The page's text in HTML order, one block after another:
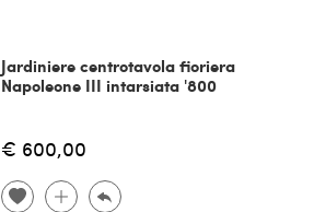
Jardiniere centrotavola fioriera
Napoleone III intarsiata '800
€ 600,00